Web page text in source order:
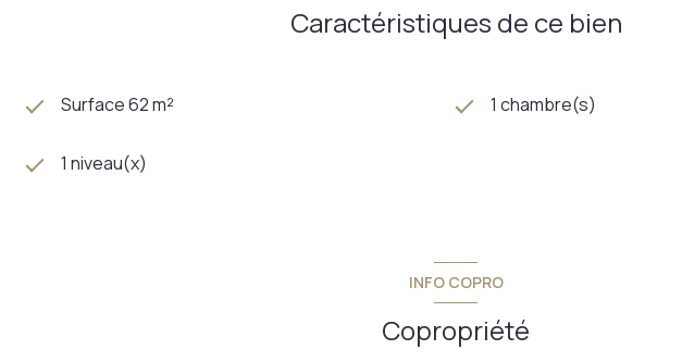
Caractéristiques de ce bien
Surface 62 m² 1 chambre(s)
1 niveau(x)
INFO COPRO
Copropriété